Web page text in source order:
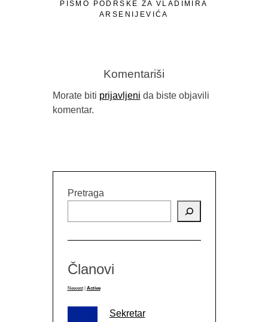
PISMO PODRŠKE ZA VLADIMIRA
ARSENIJEVIĆA
Komentariši
Morate biti prijavljeni da biste objavili
komentar.
Pretraga
Članovi
Newest Active
Sekretar